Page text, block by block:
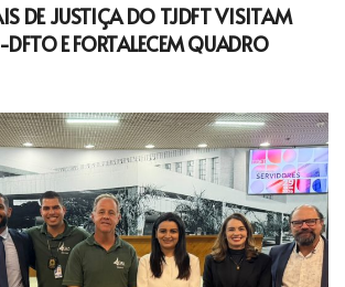
DE JUSTIÇA DO TJDFT VISITAM
DFTO E FORTALECEM QUADRO